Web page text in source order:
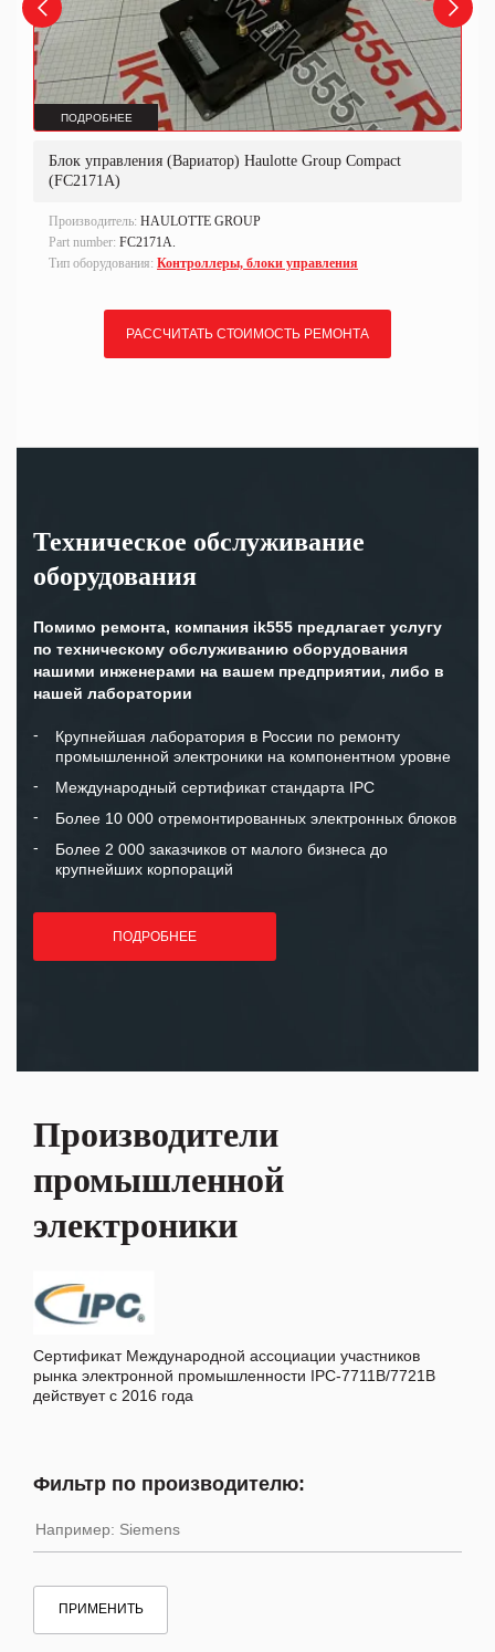
ПОДРОБНЕЕ
Блок управления (Вариатор) Haulotte Group Compact
(FC2171A)
Производитель: HAULOTTE GROUP
Part number: FC2171A.
Тип оборудования: Контроллеры, блоки управления
РАССЧИТАТЬ СТОИМОСТЬ РЕМОНТА
Техническое обслуживание
оборудования
Помимо ремонта, компания ik555 предлагает услугу
по техническому обслуживанию оборудования
нашими инженерами на вашем предприятии, либо в
нашей лаборатории
Крупнейшая лаборатория в России по ремонту
промышленной электроники на компонентном уровне
Международный сертификат стандарта IPC
Более 10 000 отремонтированных электронных блоков
Более 2 000 заказчиков от малого бизнеса до
крупнейших корпораций
ПОДРОБНЕЕ
Производители
промышленной
электроники
Сертификат Международной ассоциации участников
рынка электронной промышленности IPC-7711B/7721B
действует с 2016 года
Фильтр по производителю:
ПРИМЕНИТЬ